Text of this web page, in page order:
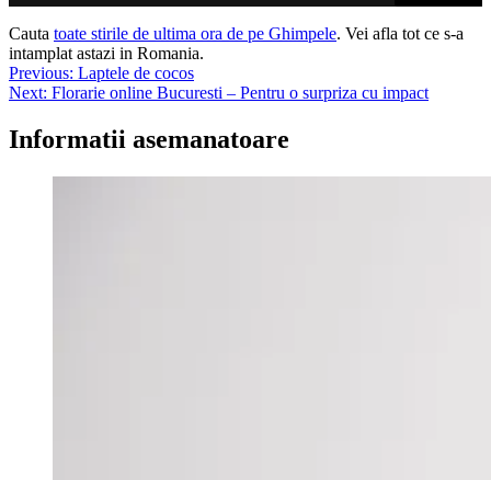
Cauta toate stirile de ultima ora de pe Ghimpele. Vei afla tot ce s-a
intamplat astazi in Romania.
Navigare
în
articole
Previous: Laptele de cocos
Next: Florarie online Bucuresti – Pentru o surpriza cu impact
Informatii asemanatoare